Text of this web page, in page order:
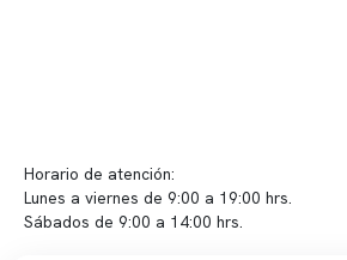
Horario de atención:
Lunes a viernes de 9:00 a 19:00 hrs.
Sábados de 9:00 a 14:00 hrs.